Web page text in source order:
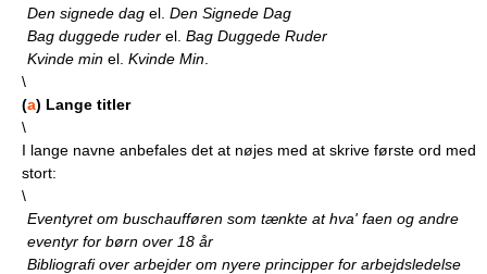
Den signede dag el. Den Signede Dag
Bag duggede ruder el. Bag Duggede Ruder
Kvinde min el. Kvinde Min
\
(a) Lange titler
\
I lange navne anbefales det at nøjes med at skrive første ord med
stort:
\
Eventyret om buschaufføren som tænkte at hva' faen og andre
eventyr for børn over 18 år
Bibliografi over arbejder om nyere principper for arbejdsledelse